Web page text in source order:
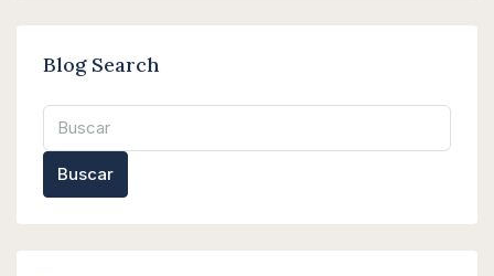
Blog Search
Buscar